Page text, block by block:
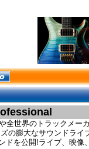
全世界のトラックメー
の膨大なサウンドライ
ドを公開!ライブ、映像